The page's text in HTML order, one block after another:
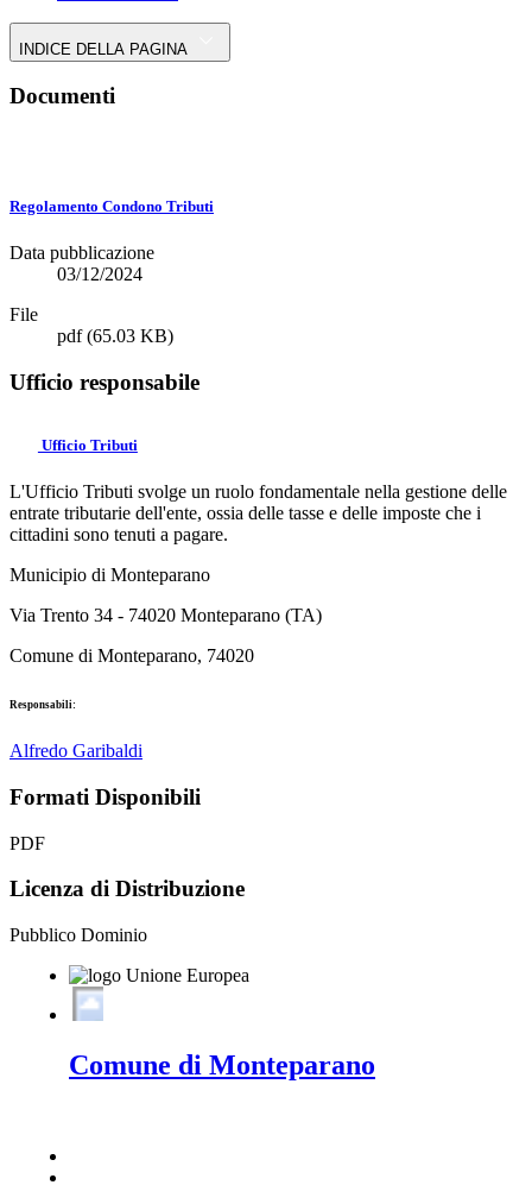
INDICE DELLA PAGINA
Documenti
Regolamento Condono Tributi
Data pubblicazione
03/12/2024
File
pdf(65.03 KB)
Ufficio responsabile
Ufficio Tributi
L'Ufficio Tributi svolge un ruolo fondamentale nella gestione delle
entrate tributarie dell'ente, ossia delle tasse e delle imposte che i
cittadini sono tenuti a pagare.
Municipio di Monteparano
Via Trento 34 - 74020 Monteparano (TA)
Comune di Monteparano, 74020
Responsabili:
Alfredo Garibaldi
Formati Disponibili
PDF
Licenza di Distribuzione
Pubblico Dominio
Comune di Monteparano